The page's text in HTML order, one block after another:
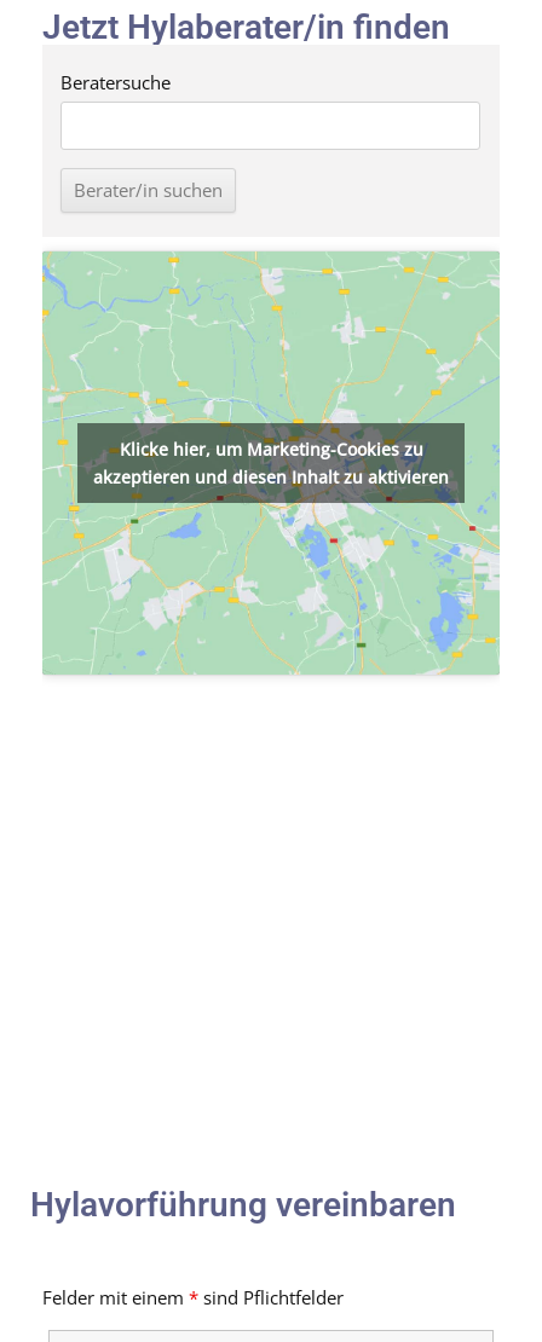
Jetzt Hylaberater/in finden
Beratersuche
Klicke hier, um Marketing-Cookies zu
akzeptieren und diesen Inhalt zu aktivieren
Hylavorführung vereinbaren
Felder mit einem * sind Pflichtfelder